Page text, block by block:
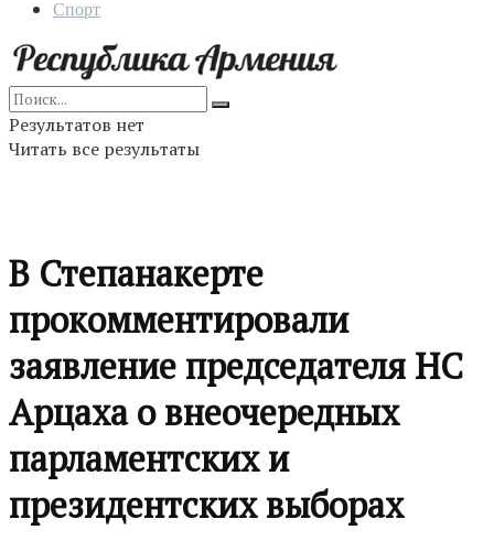
Спорт
Результатов нет
Читать все результаты
В Степанакерте
прокомментировали
заявление председателя НС
Арцаха о внеочередных
парламентских и
президентских выборах